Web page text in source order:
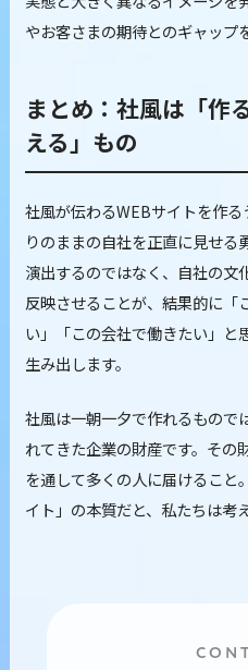
やお客さまの期待とのギャップ
まとめ：社風は「作
える」もの
社風が伝わるWEBサイトを作
りのままの自社を正直に見せる
演出するのではなく、自社の文
反映させることが、結果的に「
い」「この会社で働きたい」と
生み出します。
社風は一朝一夕で作れるもので
れてきた企業の財産です。その
を通して多くの人に届けること
イト」の本質だと、私たちは考